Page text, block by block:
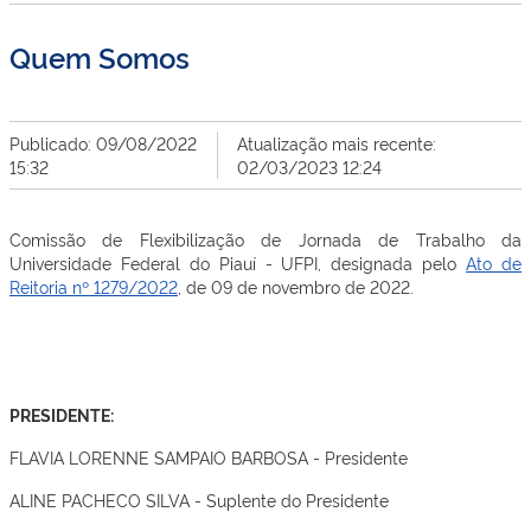
Quem Somos
Publicado: 09/08/2022
15:32
Atualização mais recente:
02/03/2023 12:24
Comissão de Flexibilização de Jornada de Trabalho da
Universidade Federal do Piauí - UFPI, designada peloAto de
Reitoria nº 1279/2022 , de 09 de novembro de 2022.
PRESIDENTE:
FLAVIA LORENNE SAMPAIO BARBOSA - Presidente
ALINE PACHECO SILVA - Suplente do Presidente